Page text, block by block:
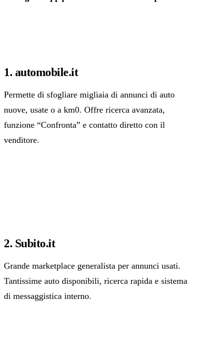
1. automobile.it
Permette di sfogliare migliaia di annunci di auto
nuove, usate o a km0. Offre ricerca avanzata,
funzione “Confronta” e contatto diretto con il
venditore.
2. Subito.it
Grande marketplace generalista per annunci usati.
Tantissime auto disponibili, ricerca rapida e sistema
di messaggistica interno.